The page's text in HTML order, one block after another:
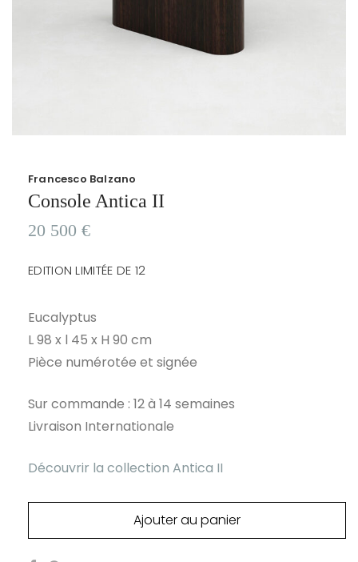
Francesco Balzano
Console Antica II
20 500 €
EDITION LIMITÉE DE 12
Eucalyptus
L 98 x l 45 x H 90 cm
Pièce numérotée et signée
Sur commande : 12 à 14 semaines
Livraison Internationale
Découvrir la collection Antica II
Ajouter au panier